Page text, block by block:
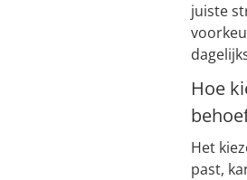
juiste
Hoe
Het
past,